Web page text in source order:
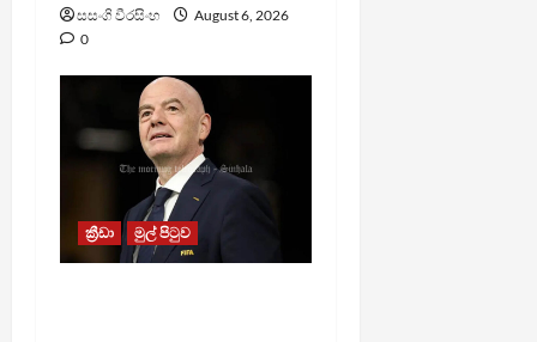
සසංගි වීරසිංහ
August 6, 2026
0
ක්‍රීඩා මුල් පිටුව